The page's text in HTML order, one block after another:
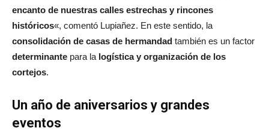
encanto de nuestras calles estrechas y rincones
históricos«, comentó Lupiañez. En este sentido, la
consolidación de casas de hermandad también es un factor
determinante para la logística y organización de los
cortejos.
Un año de aniversarios y grandes
eventos